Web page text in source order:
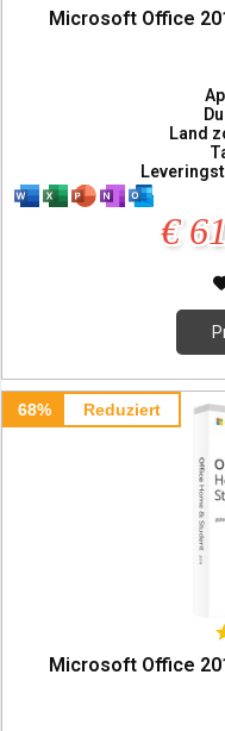
Microsoft Office
Land
€
68% Reduziert
Microsoft Office